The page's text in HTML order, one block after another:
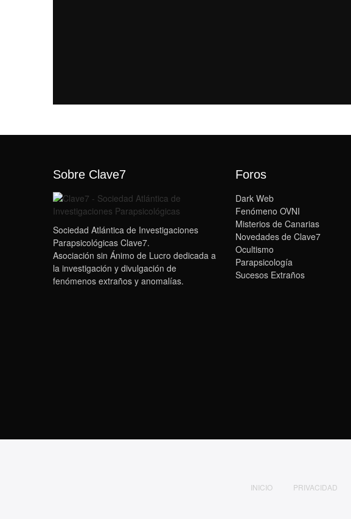
Sobre Clave7
Sociedad Atlántica de Investigaciones
Parapsicológicas Clave7.
Asociación sin Ánimo de Lucro dedicada a
la investigación y divulgación de
fenómenos extraños y anomalías.
Foros
Dark Web
Fenómeno OVNI
Misterios de Canarias
Novedades de Clave7
Ocultismo
Parapsicología
Sucesos Extraños
INICIO PRIVACIDAD